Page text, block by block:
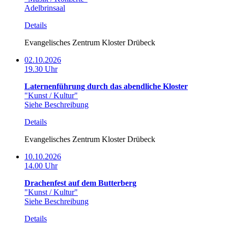
Adelbrinsaal
Details
Evangelisches Zentrum Kloster Drübeck
02.10.2026
19.30 Uhr
Laternenführung durch das abendliche Kloster
"Kunst / Kultur"
Siehe Beschreibung
Details
Evangelisches Zentrum Kloster Drübeck
10.10.2026
14.00 Uhr
Drachenfest auf dem Butterberg
"Kunst / Kultur"
Siehe Beschreibung
Details